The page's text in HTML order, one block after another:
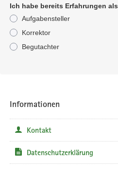
Ich habe bereits Erfahrungen als
Aufgabensteller
Korrektor
Begutachter
Informationen
Kontakt
Datenschutzerklärung